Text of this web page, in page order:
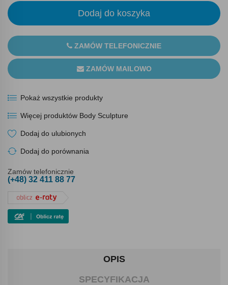
Dodaj do koszyka
ZAMÓW TELEFONICZNIE
ZAMÓW MAILOWO
Pokaż wszystkie produkty
Więcej produktów Body Sculpture
Dodaj do ulubionych
Dodaj do porównania
Zamów telefonicznie
(+48) 32 411 88 77
OPIS
SPECYFIKACJA